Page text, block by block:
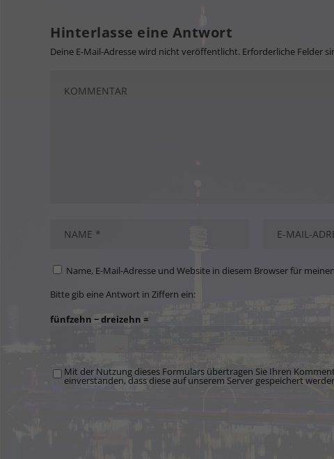
Hinterlasse eine Antwort
Deine E-Mail-Adresse wird nicht veröffentlicht. Erforderliche Felder
Name, E-Mail-Adresse und Website in diesem Browser für
Bitte gib eine Antwort in Ziffern ein:
fünfzehn − dreizehn =
Mit der Nutzung dieses Formulars übertragen Sie Ihren
einverstanden, dass diese auf unserem Server gespeichert